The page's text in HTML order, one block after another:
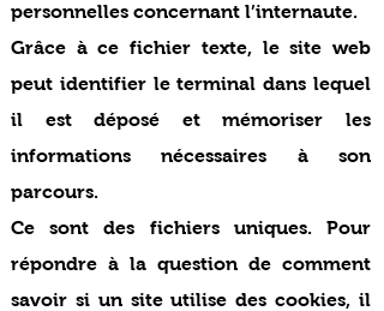
personnelles concernant l’internaute.
Grâce à ce fichier texte, le site web
peut identifier le terminal dans lequel
il est déposé et mémoriser les
informations nécessaires à son
parcours.
Ce sont des fichiers uniques. Pour
répondre à la question de comment
savoir si un site utilise des cookies, il